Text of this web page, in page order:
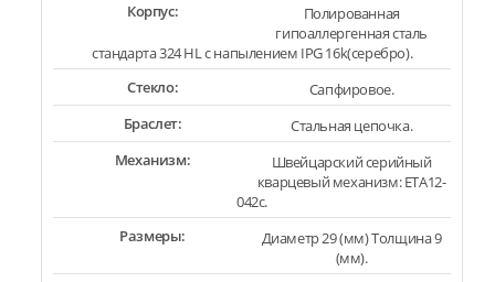
Корпус:
Полированная
гипоаллергенная сталь
стандарта 324 HL с напылением IPG 16k(серебро).
Стекло:
Сапфировое.
Браслет:
Стальная цепочка.
Механизм:
Швейцарский серийный
кварцевый механизм: ETA12-
042c.
Размеры:
Диаметр 29 (мм) Толщина 9
(мм).